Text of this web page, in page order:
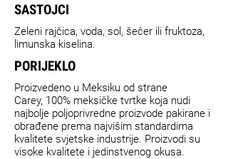
SASTOJCI
Zeleni rajčica, voda, sol, šećer ili fruktoza,
limunska kiselina.
PORIJEKLO
Proizvedeno u Meksiku od strane
Carey, 100% meksičke tvrtke koja nudi
najbolje poljoprivredne proizvode pakirane i
obrađene prema najvišim standardima
kvalitete svjetske industrije. Proizvodi su
visoke kvalitete i jedinstvenog okusa.